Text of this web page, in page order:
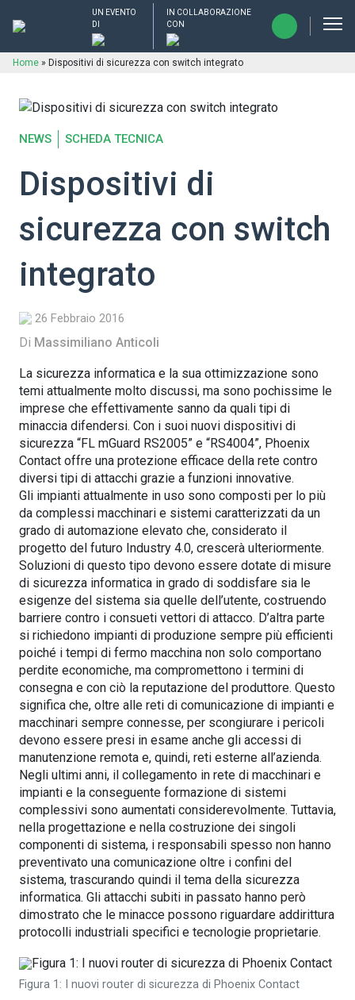
UN EVENTO
DI
IN COLLABORAZIONE
CON
Home » Dispositivi di sicurezza con switch integrato
NEWS SCHEDA TECNICA
Dispositivi di
sicurezza con switch
integrato
26 Febbraio 2016
Di Massimiliano Anticoli
La sicurezza informatica e la sua ottimizzazione sono
temi attualmente molto discussi, ma sono pochissime le
imprese che effettivamente sanno da quali tipi di
minaccia difendersi. Con i suoi nuovi dispositivi di
sicurezza “FL mGuard RS2005” e “RS4004”, Phoenix
Contact offre una protezione efficace della rete contro
diversi tipi di attacchi grazie a funzioni innovative.
Gli impianti attualmente in uso sono composti per lo più
da complessi macchinari e sistemi caratterizzati da un
grado di automazione elevato che, considerato il
progetto del futuro Industry 4.0, crescerà ulteriormente.
Soluzioni di questo tipo devono essere dotate di misure
di sicurezza informatica in grado di soddisfare sia le
esigenze del sistema sia quelle dell’utente, costruendo
barriere contro i consueti vettori di attacco. D’altra parte
si richiedono impianti di produzione sempre più efficienti
poiché i tempi di fermo macchina non solo comportano
perdite economiche, ma compromettono i termini di
consegna e con ciò la reputazione del produttore. Questo
significa che, oltre alle reti di comunicazione di impianti e
macchinari sempre connesse, per scongiurare i pericoli
devono essere presi in esame anche gli accessi di
manutenzione remota e, quindi, reti esterne all’azienda.
Negli ultimi anni, il collegamento in rete di macchinari e
impianti e la conseguente formazione di sistemi
complessivi sono aumentati considerevolmente. Tuttavia,
nella progettazione e nella costruzione dei singoli
componenti di sistema, i responsabili spesso non hanno
preventivato una comunicazione oltre i confini del
sistema, trascurando quindi il tema della sicurezza
informatica. Gli attacchi subiti in passato hanno però
dimostrato che le minacce possono riguardare addirittura
protocolli industriali specifici e tecnologie proprietarie.
Figura 1: I nuovi router di sicurezza di Phoenix Contact